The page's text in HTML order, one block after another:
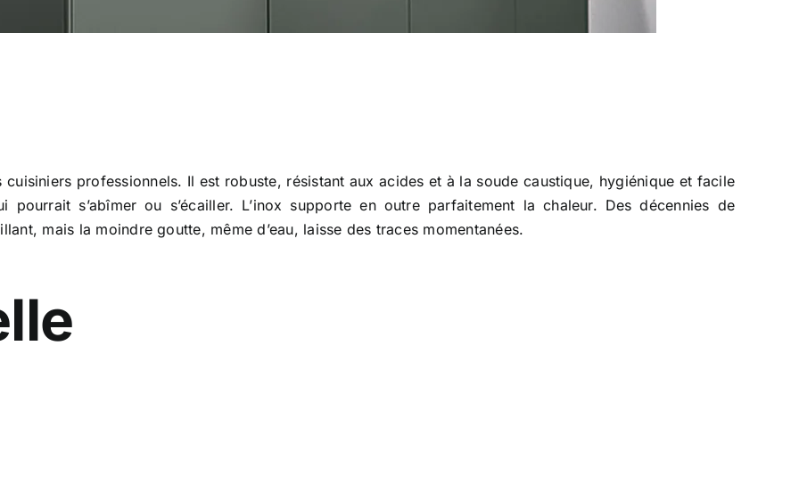
cuisiniers professionnels. Il est robuste, résistant aux acides et à la soude caustique, hygiénique et facile
s’abîmer ou s’écailler. L’inox supporte en outre parfaitement la chaleur. Des décennies de
mais la moindre goutte, même d’eau, laisse des traces momentanées.